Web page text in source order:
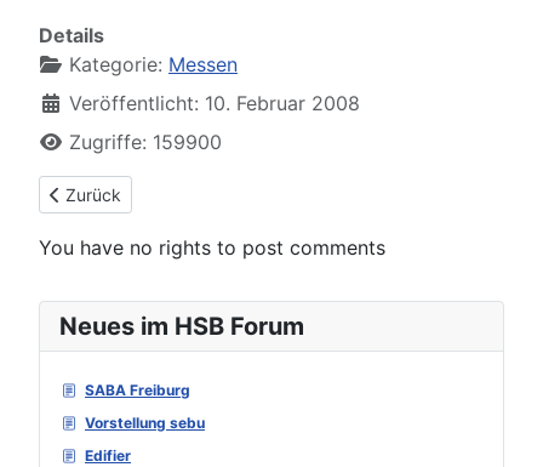
Neues im HSB Forum
SABA Freiburg
Vorstellung sebu
Edifier
Details
Kategorie: Messen
Veröffentlicht: 10. Februar 2008
Zugriffe: 159900
Vorheriger Beitrag: Reflexionsarmer (RAR) Messraum
Zurück
You have no rights to post comments